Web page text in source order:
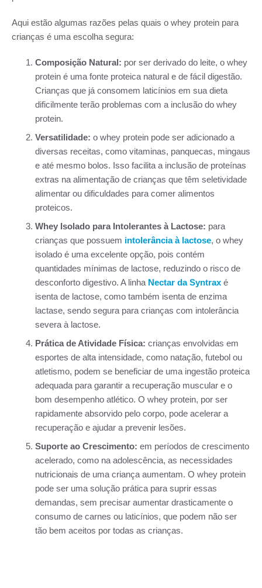
Aqui estão algumas razões pelas quais o whey protein para
crianças é uma escolha segura:
Composição Natural: por ser derivado do leite, o whey
protein é uma fonte proteica natural e de fácil digestão.
Crianças que já consomem laticínios em sua dieta
dificilmente terão problemas com a inclusão do whey
protein.
Versatilidade: o whey protein pode ser adicionado a
diversas receitas, como vitaminas, panquecas, mingaus
e até mesmo bolos. Isso facilita a inclusão de proteínas
extras na alimentação de crianças que têm seletividade
alimentar ou dificuldades para comer alimentos
proteicos.
Whey Isolado para Intolerantes à Lactose: para
crianças que possuem intolerância à lactose, o whey
isolado é uma excelente opção, pois contém
quantidades mínimas de lactose, reduzindo o risco de
desconforto digestivo. A linha Nectar da Syntrax é
isenta de lactose, como também isenta de enzima
lactase, sendo segura para crianças com intolerância
severa à lactose.
Prática de Atividade Física: crianças envolvidas em
esportes de alta intensidade, como natação, futebol ou
atletismo, podem se beneficiar de uma ingestão proteica
adequada para garantir a recuperação muscular e o
bom desempenho atlético. O whey protein, por ser
rapidamente absorvido pelo corpo, pode acelerar a
recuperação e ajudar a prevenir lesões.
Suporte ao Crescimento: em períodos de crescimento
acelerado, como na adolescência, as necessidades
nutricionais de uma criança aumentam. O whey protein
pode ser uma solução prática para suprir essas
demandas, sem precisar aumentar drasticamente o
consumo de carnes ou laticínios, que podem não ser
tão bem aceitos por todas as crianças.